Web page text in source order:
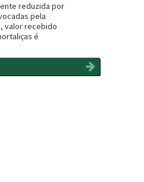
reduzida por
pela
valor recebido
é